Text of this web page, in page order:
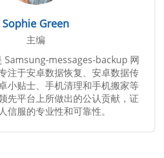
Sophie Green
主编
Samsung-messages-backup 网
注于安卓数据恢复、安卓数据传
小贴士、手机清理和手机搬家等
先平台上所做出的公认贡献，证
信服的专业性和可靠性。